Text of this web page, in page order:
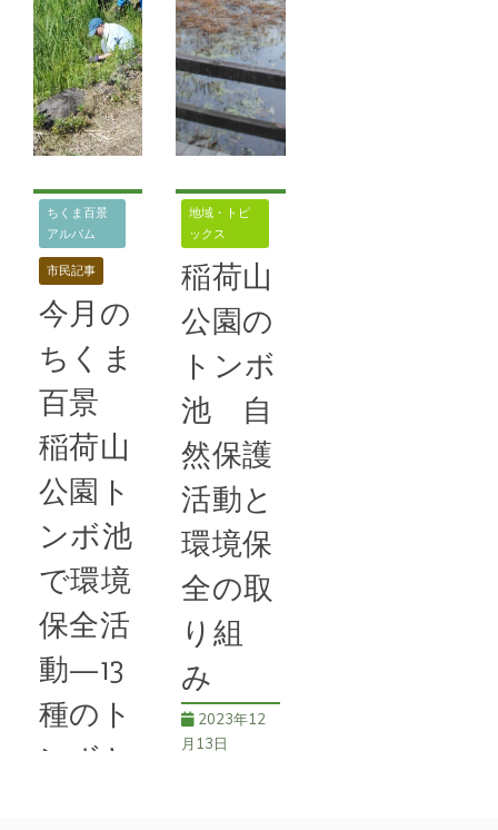
ちくま百景
アルバム
市民記事
今月の
ちくま
百景
稲荷山
公園ト
ンボ池
で環境
保全活
動—13
種のト
ンボと
地域・トピ
ックス
稲荷山
公園の
トンボ
池 自
然保護
活動と
環境保
全の取
り組
み
2023年12
月13日